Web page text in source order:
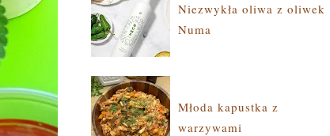
Niezwykła oliwa z oliwek
Numa
Młoda kapustka z
warzywami